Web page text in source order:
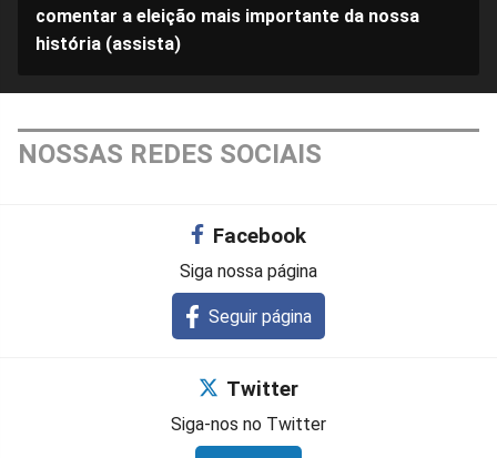
comentar a eleição mais importante da nossa
história (assista)
NOSSAS REDES SOCIAIS
Facebook
Siga nossa página
Seguir página
Twitter
Siga-nos no Twitter